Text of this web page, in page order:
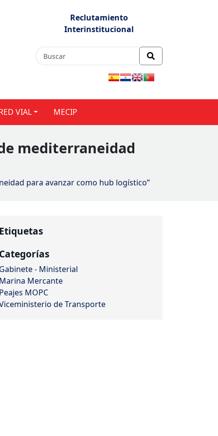
Reclutamiento
Interinstitucional
VIAL MECIP
mediterraneidad
para avanzar como hub logístico”
Etiquetas
Categorías
Gabinete - Ministerial
Marina Mercante
Peajes MOPC
de Transporte